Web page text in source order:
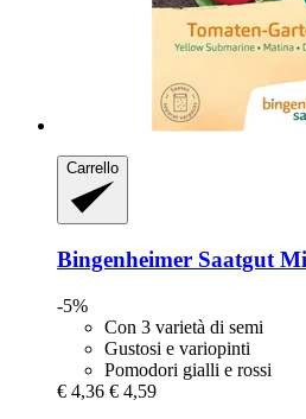
Carrello
Bingenheimer Saatgut
-5%
Con 3 varietà di semi
Gustosi e variopinti
Pomodori gialli e rossi
€ 4,36 € 4,59